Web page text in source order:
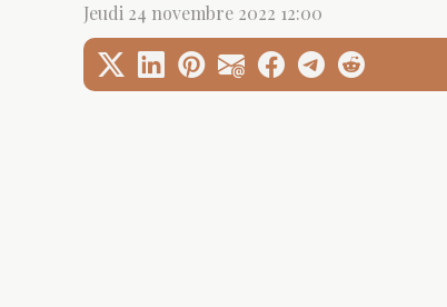
Jeudi 24 novembre 2022 12:00